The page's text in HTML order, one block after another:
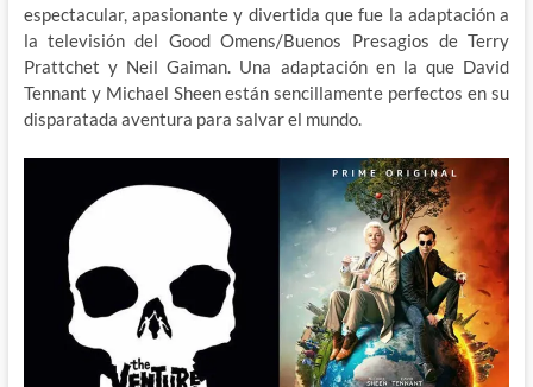
espectacular, apasionante y divertida que fue la adaptación a
la televisión del Good Omens/Buenos Presagios de Terry
Prattchet y Neil Gaiman. Una adaptación en la que David
Tennant y Michael Sheen están sencillamente perfectos en su
disparatada aventura para salvar el mundo.